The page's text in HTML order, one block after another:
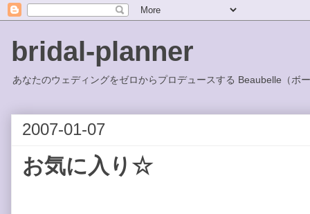
bridal-planner
あなたのウェディングをゼロからプロデュースする Beaubelle（ボ
2007-01-07
お気に入り☆